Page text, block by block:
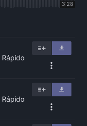
3:28
Rápido
Rápido